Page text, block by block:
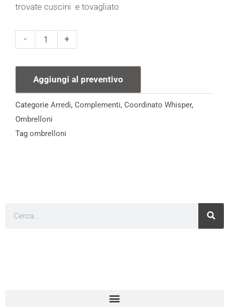
trovate cuscini e tovagliato
-
Ombrellone
quantità
+
Aggiungi al preventivo
Categorie Arredi, Complementi, Coordinato Whisper,
Ombrelloni
Tag ombrelloni